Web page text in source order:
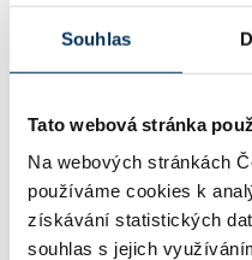
Souhlas
Tato webová stránka
Na webových stránkách
používáme cookies k
získávání statistických
souhlas s jejich
02 občanské právo
16 obchodní právo